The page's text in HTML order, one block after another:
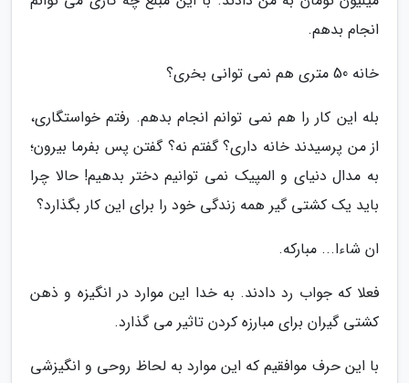
انجام بدهم.
خانه 50 متری هم نمی توانی بخری؟
بله این کار را هم نمی توانم انجام بدهم. رفتم خواستگاری،
از من پرسیدند خانه داری؟ گفتم نه؟ گفتن پس بفرما بیرون؛
به مدال دنیای و المپیک نمی توانیم دختر بدهیم! حالا چرا
باید یک کشتی گیر همه زندگی خود را برای این کار بگذارد؟
ان شاءا... مبارکه.
فعلا که جواب رد دادند. به خدا این موارد در انگیزه و ذهن
کشتی گیران برای مبارزه کردن تاثیر می گذارد.
با این حرف موافقیم که این موارد به لحاظ روحی و انگیزشی